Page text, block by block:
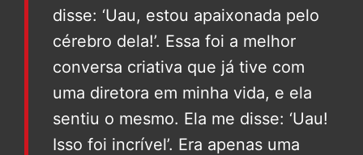
disse: ‘Uau, estou apaixonada pelo
cérebro dela!’. Essa foi a melhor
conversa criativa que já tive com
uma diretora em minha vida, e ela
sentiu o mesmo. Ela me disse: ‘Uau!
Isso foi incrível’. Era apenas uma